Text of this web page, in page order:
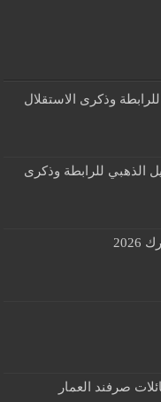
للرابطة وذكرى الاستقلال
الذهبي للرابطة وذكرى
صرفند العمار